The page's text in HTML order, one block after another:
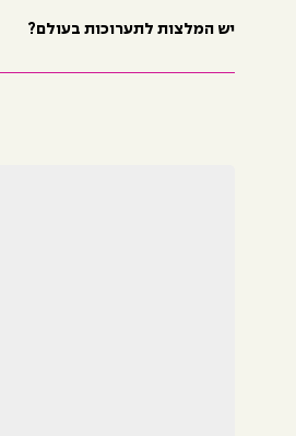
יש המלצות לתערוכות בעולם?